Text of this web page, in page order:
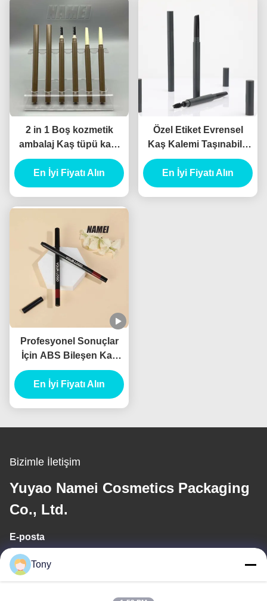
2 in 1 Boş kozmetik
ambalaj Kaş tüpü kapı
Boş Eyeliner tüpü kapı
En İyi Fiyatı Alın
Özel Etiket Evrensel
Kaş Kalemi Taşınabilir
Kaş Makyaj Kalemi tüpü
Çift uçlu Kaş Kalemi
Özel Kaş Kalemi
En İyi Fiyatı Alın
Profesyonel Sonuçlar
İçin ABS Bileşen Kaş
Kalemi Fırça
Uygulayıcısı
En İyi Fiyatı Alın
Bizimle İletişim
Yuyao Namei Cosmetics Packaging
Co., Ltd.
E-posta
tony@chinacosmeticpackaging.com
Tony